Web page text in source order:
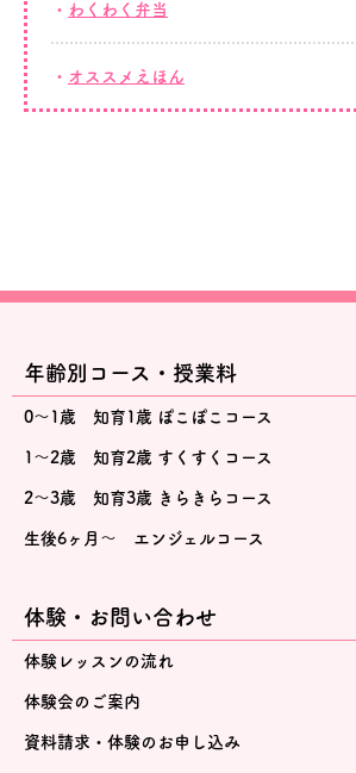
わくわく弁当
オススメえほん
年齢別コース・授業料
0～1歳 知育1歳 ぽこぽこコース
1～2歳 知育2歳 すくすくコース
2～3歳 知育3歳 きらきらコース
生後6ヶ月～ エンジェルコース
体験・お問い合わせ
体験レッスンの流れ
体験会のご案内
資料請求・体験のお申し込み